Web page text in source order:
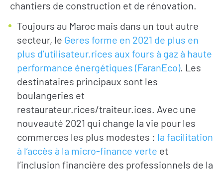
chantiers de construction et de rénovation.
Toujours au Maroc mais dans un tout autre
secteur, le Geres forme en 2021 de plus en
plus d’utilisateur.rices aux fours à gaz à haute
performance énergétiques (FaranEco). Les
destinataires principaux sont les
boulangeries et
restaurateur.rices/traiteur.ices. Avec une
nouveauté 2021 qui change la vie pour les
commerces les plus modestes : la facilitation
à l’accès à la micro-finance verte et
l’inclusion financière des professionnels de la